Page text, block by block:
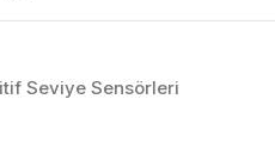
Seviye Sensörleri